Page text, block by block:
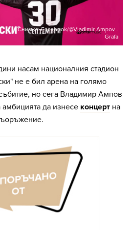
Снимка: Facebook/@Vladimir Ampov -
Grafa
насам националния стадион
не е бил арена на голямо
но сега Владимир Ампов
амбицията да изнесе концерт на